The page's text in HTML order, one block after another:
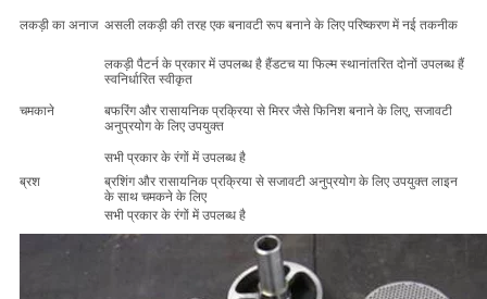
लकड़ी का अनाज असली लकड़ी की तरह एक बनावटी रूप बनाने के लिए परिष्करण में नई तकनीक
लकड़ी पैटर्न के प्रकार में उपलब्ध है हैंडटच या फिल्म स्थानांतरित दोनों उपलब्ध हैं
स्वनिर्धारित स्वीकृत
चमकाने
बफरिंग और रासायनिक प्रक्रिया से मिरर जैसे फिनिश बनाने के लिए, सजावटी
अनुप्रयोग के लिए उपयुक्त
सभी प्रकार के रंगों में उपलब्ध है
ब्रश
ब्रशिंग और रासायनिक प्रक्रिया से सजावटी अनुप्रयोग के लिए उपयुक्त लाइन
के साथ चमकने के लिए
सभी प्रकार के रंगों में उपलब्ध है